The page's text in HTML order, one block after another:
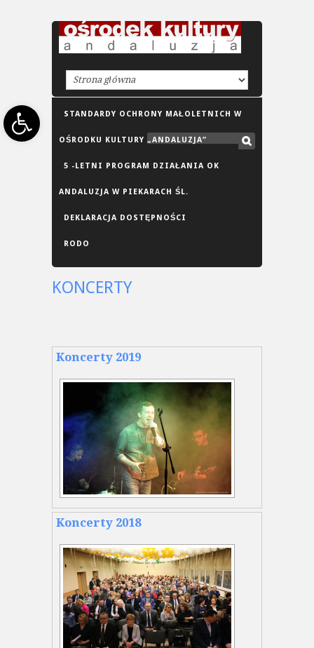
Open toolbarSTANDARDY OCHRONY MAŁOLETNICH W
OŚRODKU KULTURY „ANDALUZJA”
5 -LETNI PROGRAM DZIAŁANIA OK
ANDALUZJA W PIEKARACH ŚL.
DEKLARACJA DOSTĘPNOŚCI
RODO
KONCERTY
Koncerty 2019
Koncerty 2018